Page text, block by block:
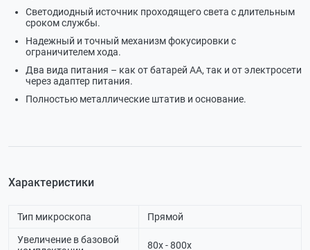
Светодиодный источник проходящего света с длительным
сроком службы.
Надежный и точный механизм фокусировки с
ограничителем хода.
Два вида питания – как от батарей АА, так и от электросети
через адаптер питания.
Полностью металлические штатив и основание.
Характеристики
Тип микроскопа Прямой
Увеличение в базовой
80х - 800х